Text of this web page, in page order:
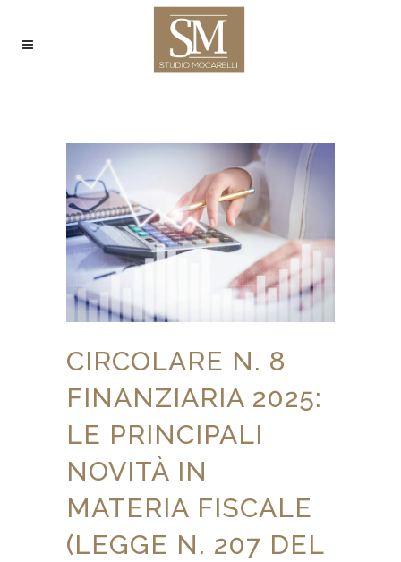
CIRCOLARE N. 8
FINANZIARIA 2025:
LE PRINCIPALI
NOVITÀ IN
MATERIA FISCALE
(LEGGE N. 207 DEL